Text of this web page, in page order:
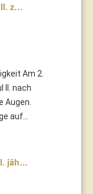
z…
Am 2.
II. nach
Augen.
auf...
jäh…